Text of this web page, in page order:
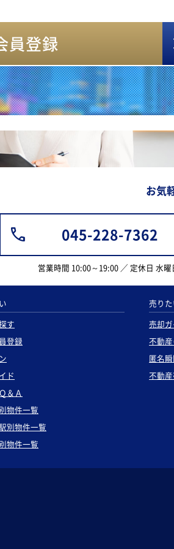
員登録
お気
045-228-7362
営業時間 10:00～19:00 ／ 定休日 水曜
す
登録
ド
＆Ａ
物件一覧
別物件一覧
物件一覧
売り
売却
不動
匿名
不動